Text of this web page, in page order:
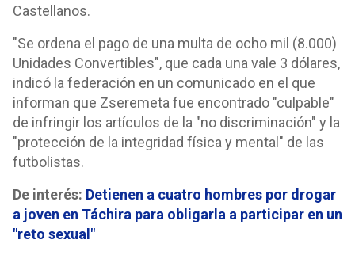
Castellanos.
"Se ordena el pago de una multa de ocho mil (8.000)
Unidades Convertibles", que cada una vale 3 dólares,
indicó la federación en un comunicado en el que
informan que Zseremeta fue encontrado "culpable"
de infringir los artículos de la "no discriminación" y la
"protección de la integridad física y mental" de las
futbolistas.
De interés: Detienen a cuatro hombres por drogar
a joven en Táchira para obligarla a participar en un
"reto sexual"